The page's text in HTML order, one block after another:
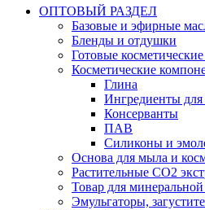
ОПТОВЫЙ РАЗДЕЛ
Базовые и эфирные
Бленды и отдушки
Готовые косметические
Косметические
Глина
Ингредиенты
Консерванты
ПАВ
Силиконы и
Основа для мыла и
Растительные СО2
Товар для
Эмульгаторы,